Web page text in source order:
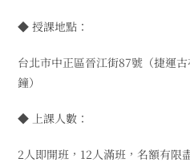
◆ 授課地點：
台北市中正區晉江街87號（捷運
鐘）
◆ 上課人數：
2人即開班，12人滿班，名額有限